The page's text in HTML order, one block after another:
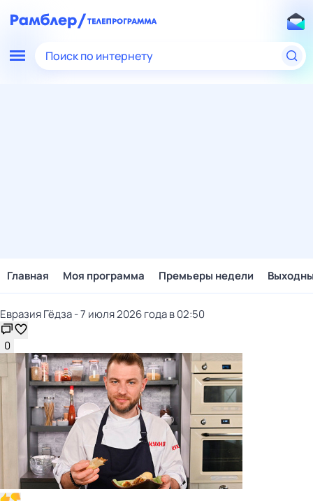
Поиск по интернету
Главная Моя программа Премьеры недели
Евразия Гёдза - 7 июля 2026 года в 02:50
0